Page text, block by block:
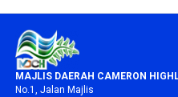
MAJLIS DAERAH CAMERON
No.1, Jalan Majlis